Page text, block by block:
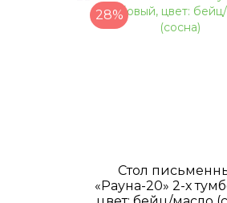
28%
Стол
«Рауна-20» 2-х